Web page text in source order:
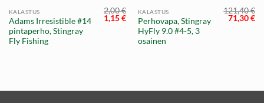
KALASTUS
Adams Irresistible #14
pintaperho, Stingray
Fly Fishing
2,00€
Alkuperäinen
hinta
1,15€Nykyinen
hinta
1,15 €.
KALASTUS
Perhovapa, Stingray
HyFly 9.0 #4-5, 3
osainen
121,40€
hinta
71,30€